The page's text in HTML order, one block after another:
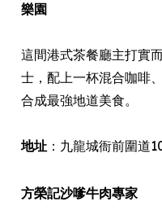
樂園
這間港式茶餐廳主打實
士，配上一杯混合咖啡
合成最強地道美食。
地址 ：九龍城衙前圍道
方榮記沙嗲牛肉專家